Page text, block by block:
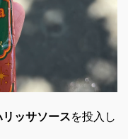
ッサソースを投入し